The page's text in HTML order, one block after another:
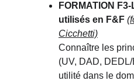
FORMATION F3-
utilisés en F&F
Cicchetti)
Connaître les
(UV, DAD,
utilité dans le